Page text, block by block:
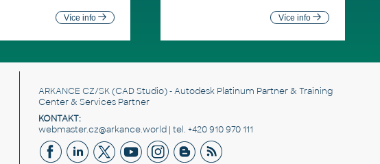
Více info Více info
ARKANCE CZ/SK(CAD Studio) - Autodesk Platinum Partner & Training
Center & Services Partner
KONTAKT:
webmaster.cz@arkance.world | tel. +420 910 970 111